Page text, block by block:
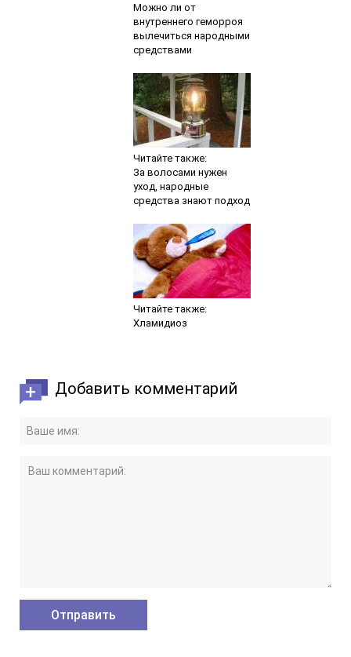
Можно ли от
внутреннего геморроя
вылечиться народными
средствами
Читайте также:
За волосами нужен
уход, народные
средства знают подход
Читайте также:
Хламидиоз
Добавить комментарий